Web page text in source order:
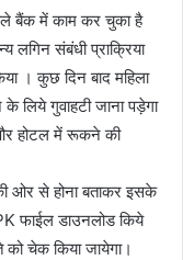
बैंक में काम कर चुका है
संबंधी प्राक्रिया
। कुछ दिन बाद महिला
लिये गुवाहटी जाना पड़ेगा
होटल में रूकने की
ओर से होना बताकर इसके
फाईल डाउनलोड किये
को चेक किया जायेगा।